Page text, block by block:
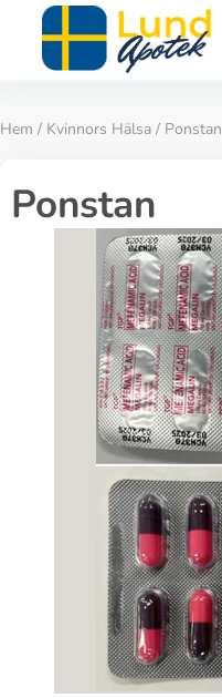
Hem / Kvinnors Hälsa / Ponstan
Ponstan